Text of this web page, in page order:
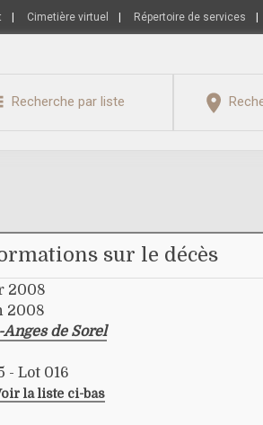
Cimetière virtuel Répertoire de services
Recherche par liste
sur le décès
2008
2008
de Sorel
- Lot 016
la liste ci-bas